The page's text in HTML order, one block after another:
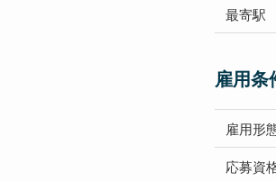
最寄駅
雇用条
雇用形
応募資